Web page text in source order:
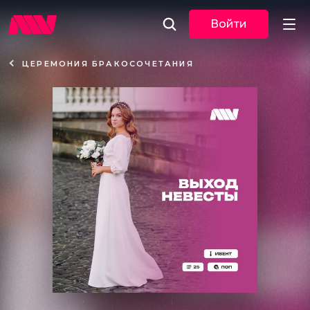
Музыка
По трекам
По жанрам
Плейлисты
Event
Войти
ЦЕРЕМОНИЯ БРАКОСОЧЕТАНИЯ